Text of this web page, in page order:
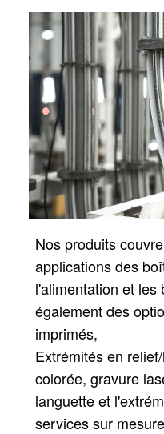
Nos produits
applications des
l'alimentation et les
également des
imprimés,
Extrémités en
colorée, gravure
languette et
services sur